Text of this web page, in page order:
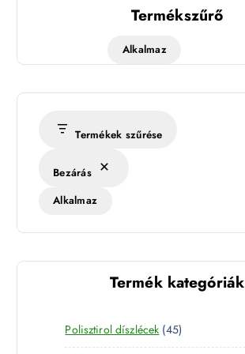
Termékszűrő
Alkalmaz
Termékek szűrése
Bezárás
Alkalmaz
Termék kategóriák
Polisztirol díszlécek 454
5